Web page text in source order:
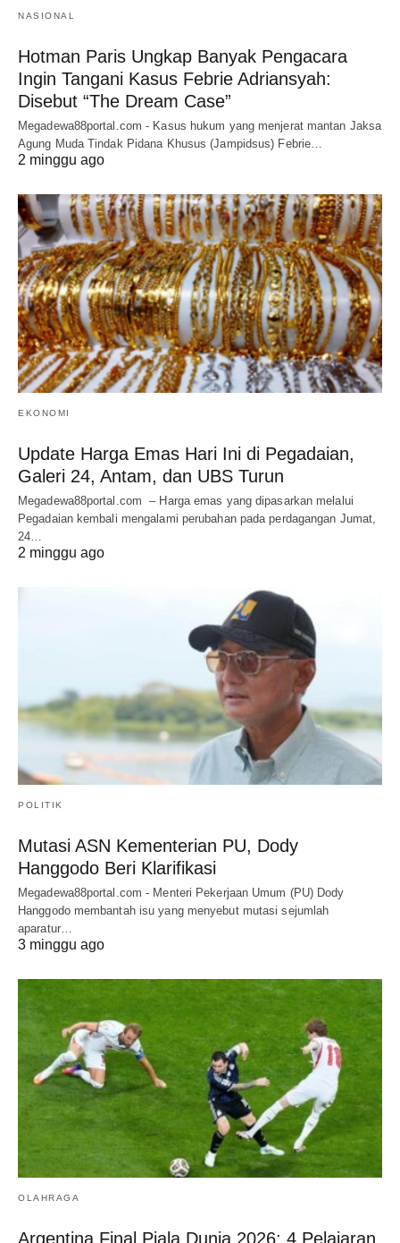
NASIONAL
Hotman Paris Ungkap Banyak Pengacara
Ingin Tangani Kasus Febrie Adriansyah:
Disebut “The Dream Case”
Megadewa88portal.com - Kasus hukum yang menjerat mantan Jaksa
Agung Muda Tindak Pidana Khusus (Jampidsus) Febrie…
2 minggu ago
EKONOMI
Update Harga Emas Hari Ini di Pegadaian,
Galeri 24, Antam, dan UBS Turun
Megadewa88portal.com – Harga emas yang dipasarkan melalui
Pegadaian kembali mengalami perubahan pada perdagangan Jumat,
24…
2 minggu ago
POLITIK
Mutasi ASN Kementerian PU, Dody
Hanggodo Beri Klarifikasi
Megadewa88portal.com - Menteri Pekerjaan Umum (PU) Dody
Hanggodo membantah isu yang menyebut mutasi sejumlah
aparatur…
3 minggu ago
OLAHRAGA
Argentina Final Piala Dunia 2026: 4 Pelajaran